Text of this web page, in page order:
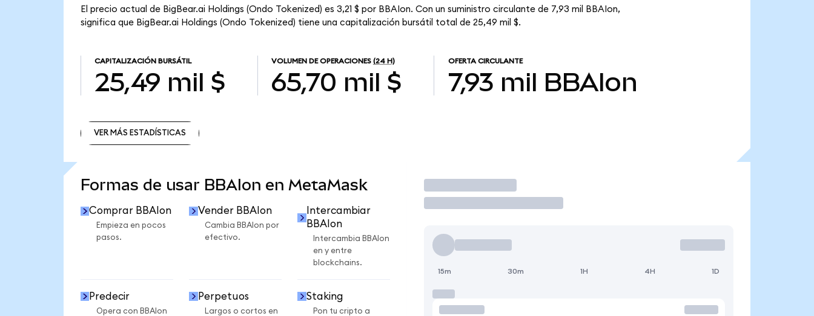
El precio actual de BigBear.ai Holdings (Ondo Tokenized) es 3,21 $ por BBAIon. Con un suministro circulante de 7,93 mil BBAIon,
significa que BigBear.ai Holdings (Ondo Tokenized) tiene una capitalización bursátil total de 25,49 mil $.
CAPITALIZACIÓN BURSÁTIL
25,49 mil $
VOLUMEN DE OPERACIONES (24 H)
65,70 mil $
OFERTA CIRCULANTE
7,93 mil BBAIon
VER MÁS ESTADÍSTICAS
Formas de usar BBAIon en MetaMask
Comprar BBAIon
Empieza en pocos
pasos.
Vender BBAIon
Cambia BBAIon por
efectivo.
Intercambiar
BBAIon
Intercambia BBAIon
en y entre
blockchains.
Predecir
Opera con BBAIon
Perpetuos
Largos o cortos en
Staking
Pon tu cripto a
Operar
15m 30m 1H 4H 1D